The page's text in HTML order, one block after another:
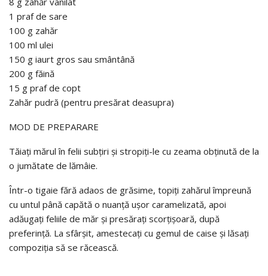
1 praf de sare
100 g zahăr
100 ml ulei
150 g iaurt gros sau smântână
200 g făină
15 g praf de copt
Zahăr pudră (pentru presărat deasupra)
MOD DE PREPARARE
Tăiați mărul în felii subțiri și stropiți-le cu zeama obținută de la
o jumătate de lămâie.
Într-o tigaie fără adaos de grăsime, topiți zahărul împreună
cu untul până capătă o nuanță ușor caramelizată, apoi
adăugați feliile de măr și presărați scorțișoară, după
preferință. La sfârșit, amestecați cu gemul de caise și lăsați
compoziția să se răcească.